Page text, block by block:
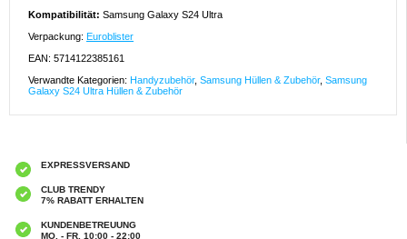
Kompatibilität: Samsung Galaxy S24 Ultra
Verpackung: Euroblister
EAN: 5714122385161
Verwandte Kategorien: Handyzubehör, Samsung Hüllen & Zubehör, Samsung
Galaxy S24 Ultra Hüllen & Zubehör
EXPRESSVERSAND
CLUB TRENDY
7% RABATT ERHALTEN
KUNDENBETREUUNG
MO. - FR. 10:00 - 22:00